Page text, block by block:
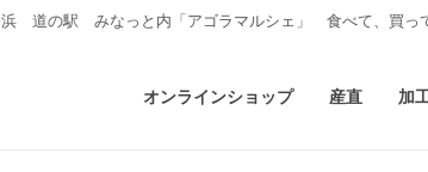
浜 道の駅 みなっと内「アゴラマルシェ」 食べて、買っ
オンラインショップ 産直 加